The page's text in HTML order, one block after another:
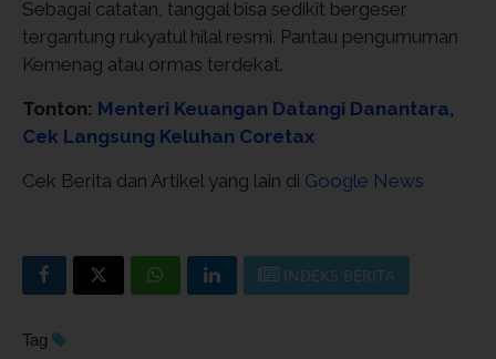
Sebagai catatan, tanggal bisa sedikit bergeser
tergantung rukyatul hilal resmi. Pantau pengumuman
Kemenag atau ormas terdekat.
Tonton: Menteri Keuangan Datangi Danantara,
Cek Langsung Keluhan Coretax
Cek Berita dan Artikel yang lain di Google News
INDEKS BERITA
Tag